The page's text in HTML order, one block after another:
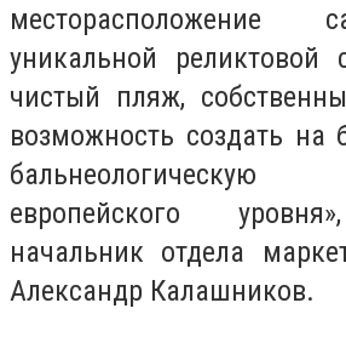
месторасположение
уникальной реликтовой
чистый пляж,
возможность создать на
европейского
начальник отдела
Александр Калашников.